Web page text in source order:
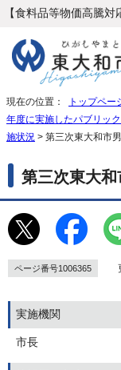
【食料品等物価高騰対
現在の位置： トップペー
年度に実施したパブリッ
施状況 > 第三次東大和市
第三次東大和
ページ番号1006365
実施機関
市長